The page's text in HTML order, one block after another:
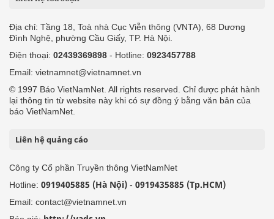
Địa chỉ: Tầng 18, Toà nhà Cục Viễn thông (VNTA), 68 Dương
Đình Nghệ, phường Cầu Giấy, TP. Hà Nội.
Điện thoại: 02439369898 - Hotline: 0923457788
Email: vietnamnet@vietnamnet.vn
© 1997 Báo VietNamNet. All rights reserved. Chỉ được phát hành
lại thông tin từ website này khi có sự đồng ý bằng văn bản của
báo VietNamNet.
Liên hệ quảng cáo
Công ty Cổ phần Truyền thông VietNamNet
Hotline: 0919405885 (Hà Nội) - 0919435885 (Tp.HCM)
Email: contact@vietnamnet.vn